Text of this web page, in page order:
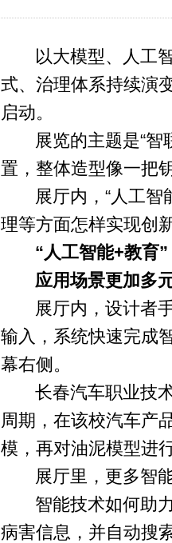
以大模型、人工
式、治理体系持续演
启动。
展览的主题是“
置，整体造型像一把
展厅内，“人工
理等方面怎样实现创
“人工智能+教育”
应用场景更加多
展厅内，设计者
输入，系统快速完成
幕右侧。
长春汽车职业技
周期，在该校汽车产
模，再对油泥模型进
展厅里，更多智
智能技术如何助
病害信息，并自动搜